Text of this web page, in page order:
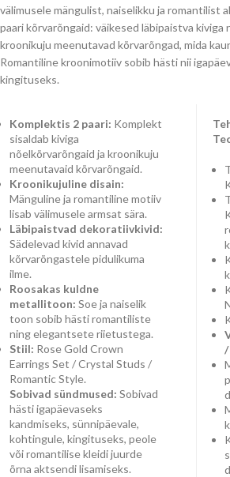
välimusele mängulist, naiselikku ja romantilist
paari kõrvarõngaid: väikesed läbipaistva kiviga
kroonikuju meenutavad kõrvarõngad, mida
Romantiline kroonimotiiv sobib hästi nii
kingituseks.
Komplektis 2 paari: Komplekt
sisaldab kiviga
nõelkõrvarõngaid ja kroonikuju
meenutavaid kõrvarõngaid.
Kroonikujuline disain:
Mänguline ja romantiline motiiv
lisab välimusele armsat sära.
Läbipaistvad dekoratiivkivid:
Sädelevad kivid annavad
kõrvarõngastele pidulikuma
ilme.
Roosakas kuldne
metallitoon: Soe ja naiselik
toon sobib hästi romantiliste
ning elegantsete riietustega.
Stiil: Rose Gold Crown
Earrings Set / Crystal Studs /
Romantic Style.
Sobivad sündmused: Sobivad
hästi igapäevaseks
kandmiseks, sünnipäevale,
kohtingule, kingituseks, peole
või romantilise kleidi juurde
õrna aktsendi lisamiseks.
/